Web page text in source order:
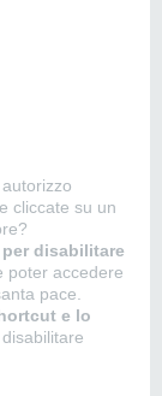
cliccate su un
disabilitare
poter accedere
pace.
e lo